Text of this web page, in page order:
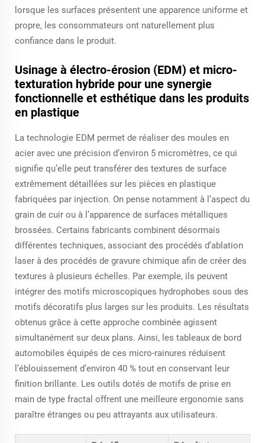
lorsque les surfaces présentent une apparence uniforme et
propre, les consommateurs ont naturellement plus
confiance dans le produit.
Usinage à électro-érosion (EDM) et micro-
texturation hybride pour une synergie
fonctionnelle et esthétique dans les produits
en plastique
La technologie EDM permet de réaliser des moules en
acier avec une précision d’environ 5 micromètres, ce qui
signifie qu’elle peut transférer des textures de surface
extrêmement détaillées sur les pièces en plastique
fabriquées par injection. On pense notamment à l’aspect du
grain de cuir ou à l’apparence de surfaces métalliques
brossées. Certains fabricants combinent désormais
différentes techniques, associant des procédés d’ablation
laser à des procédés de gravure chimique afin de créer des
textures à plusieurs échelles. Par exemple, ils peuvent
intégrer des motifs microscopiques hydrophobes sous des
motifs décoratifs plus larges sur les produits. Les résultats
obtenus grâce à cette approche combinée agissent
simultanément sur deux plans. Ainsi, les tableaux de bord
automobiles équipés de ces micro-rainures réduisent
l’éblouissement d’environ 40 % tout en conservant leur
finition brillante. Les outils dotés de motifs de prise en
main de type fractal offrent une meilleure ergonomie sans
paraître étranges ou peu attrayants aux utilisateurs.